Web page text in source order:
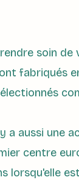
soin
fabriqués
a aussi une
centre
lorsqu'elle